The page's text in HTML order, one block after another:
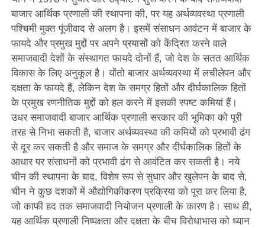
बाजार आर्थिक प्रणाली की स्थापना की, पर यह अर्थव्यवस्था प्रणाली
पश्चिमी मुक्त पूंजीवाद से अलग है। इसमें संसाधन आवंटन में बाजार के
फायदे और प्रमुख मुद्दों पर अपने प्रयासों को केंद्रित करने वाले
समाजवादी देशों के संस्थागत फायदे दोनों हैं, जो देश के सतत आर्थिक
विकास के लिए अनुकूल है। योंतो बाजार अर्थव्यवस्था में लचीलेपन और
दक्षता के फायदे हैं, लेकिन देश के समग्र हितों और दीर्घकालिक हितों
के प्रमुख रणनीतिक मुद्दों को हल करने में इसकी स्पष्ट कमियां हैं।
उधर समाजवादी बाजार आर्थिक प्रणाली सरकार की भूमिका को पूरी
तरह से निभा सकती है, बाजार अर्थव्यवस्था की कमियों को प्रभावी ढंग
से दूर कर सकती है और समाज के समग्र और दीर्घकालिक हितों के
आधार पर संसाधनों को प्रभावी ढंग से आवंटित कर सकती है। नये
चीन की स्थापना के बाद, विशेष रूप से सुधार और खुलेपन के बाद से,
चीन ने कुछ दशकों में औद्योगिकीकरण प्रक्रिया को पूरा कर लिया है,
जो काफी हद तक समाजवादी नियोजन प्रणाली के कारण है। साथ ही,
यह आर्थिक प्रणाली निष्पक्षता और दक्षता के बीच विरोधाभास को ध्यान